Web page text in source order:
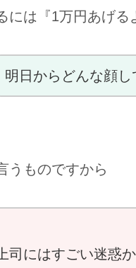
には『1万円あげる
明日からどんな顔し
うものですから
司にはすごい迷惑